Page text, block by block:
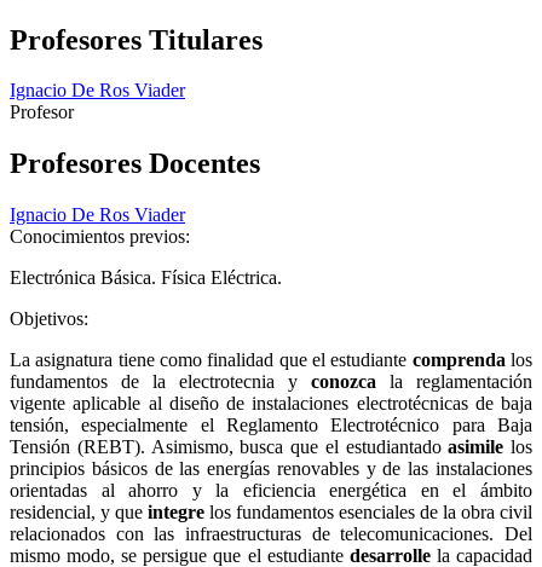
Profesores Titulares
Ignacio De Ros Viader
Profesor
Profesores Docentes
Ignacio De Ros Viader
Conocimientos previos:
Electrónica Básica. Física Eléctrica.
Objetivos:
La asignatura tiene como finalidad que el estudiante comprenda los
fundamentos de la electrotecnia y conozca la reglamentación
vigente aplicable al diseño de instalaciones electrotécnicas de baja
tensión, especialmente el Reglamento Electrotécnico para Baja
Tensión (REBT). Asimismo, busca que el estudiantadoasimile los
principios básicos de las energías renovables y de las instalaciones
orientadas al ahorro y la eficiencia energética en el ámbito
residencial, y que integre los fundamentos esenciales de la obra civil
relacionados con las infraestructuras de telecomunicaciones. Del
mismo modo, se persigue que el estudiante desarrollela capacidad